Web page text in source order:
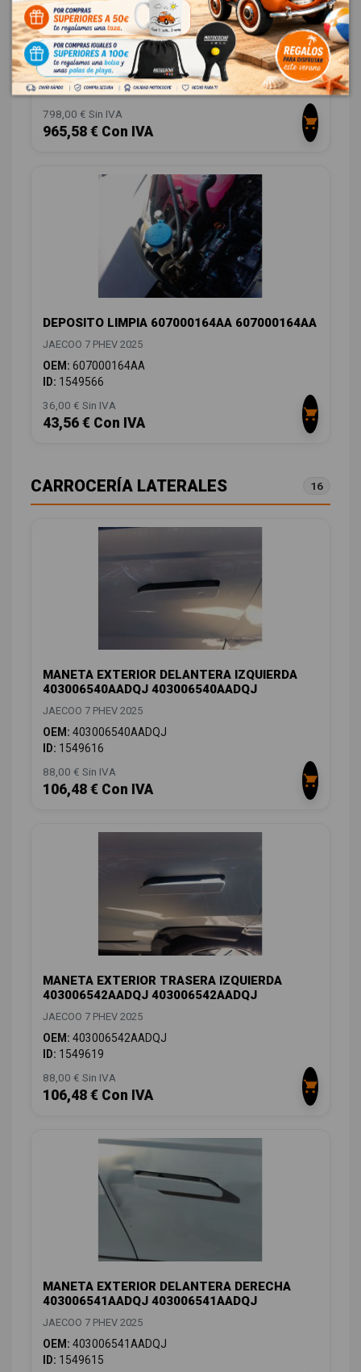
TECHO ELECTRICO 603000367AA
603000367AA
JAECOO 7 PHEV 2025
OEM:603000367AA
ID:1549691
798,00 € Sin IVA
965,58 € Con IVA
DEPOSITO LIMPIA 607000164AA 607000164AA
JAECOO 7 PHEV 2025
OEM: 607000164AA
ID: 1549566
36,00 € Sin IVA
43,56 € Con IVA
CARROCERÍA LATERALES 16
MANETA EXTERIOR DELANTERA IZQUIERDA
403006540AADQJ 403006540AADQJ
JAECOO 7 PHEV 2025
OEM: 403006540AADQJ
ID: 1549616
88,00 € Sin IVA
106,48 € Con IVA
MANETA EXTERIOR TRASERA IZQUIERDA
403006542AADQJ 403006542AADQJ
JAECOO 7 PHEV 2025
OEM: 403006542AADQJ
ID: 1549619
88,00 € Sin IVA
106,48 € Con IVA
MANETA EXTERIOR DELANTERA DERECHA
403006541AADQJ 403006541AADQJ
JAECOO 7 PHEV 2025
OEM: 403006541AADQJ
ID: 1549615